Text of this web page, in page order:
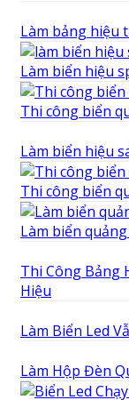
Làm bảng hiệu
Làm biển hiệu
Thi công biển
Làm biển hiệu
Thi công biển
Làm biển
Thi Công Bảng
Hiệu
Làm Biển Led
Làm Hộp Đèn